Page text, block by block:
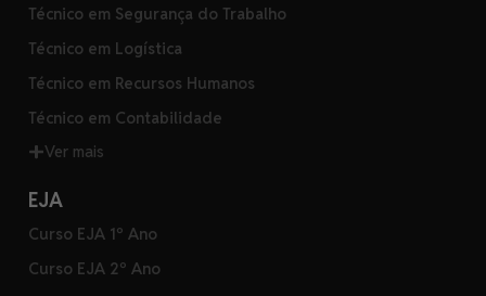
Técnico em Segurança do Trabalho
Técnico em Logística
Técnico em Recursos Humanos
Técnico em Contabilidade
Ver mais
EJA
Curso EJA 1º Ano
Curso EJA 2º Ano